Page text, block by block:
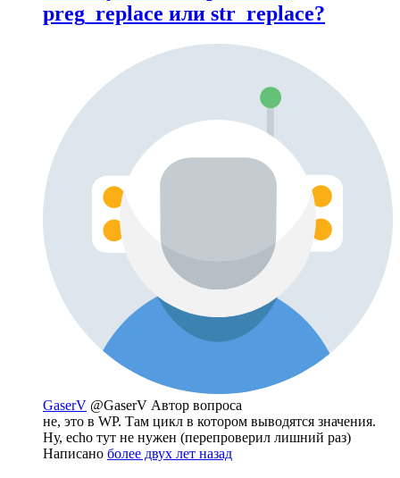
preg_replace или str_replace?
GaserV @GaserV Автор вопроса
не, это в WP. Там цикл в котором выводятся значения.
Ну, echo тут не нужен (перепроверил лишний раз)
Написано более двух лет назад